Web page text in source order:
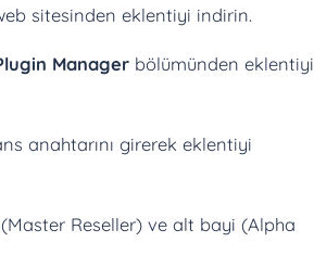
sitesinden eklentiyi indirin.
Manager bölümünden eklentiyi
anahtarını girerek eklentiyi
Reseller) ve alt bayi (Alpha